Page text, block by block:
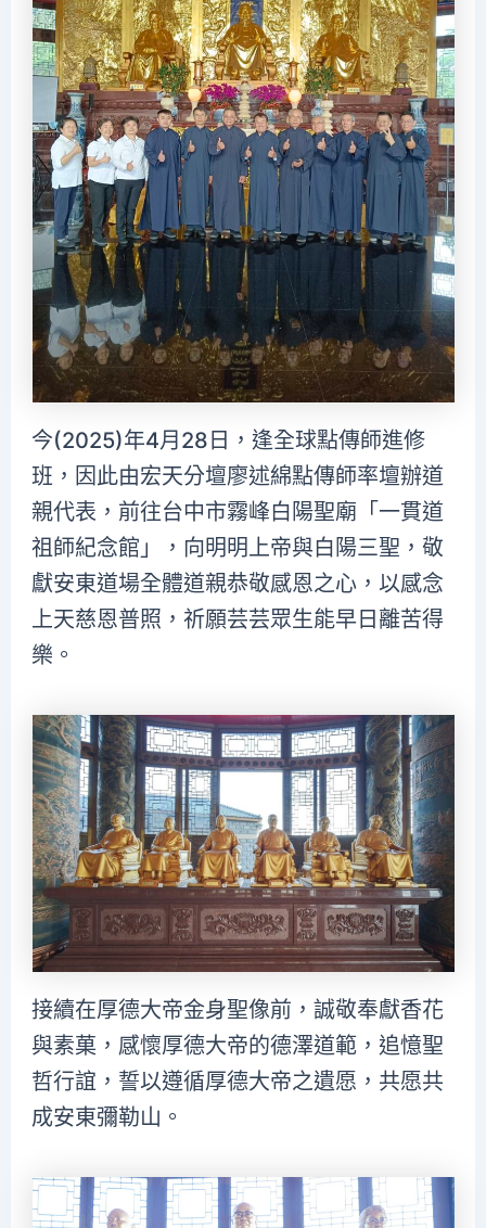
今(2025)年4月28日，逢全球點傳師進修
班，因此由宏天分壇廖述綿點傳師率壇辦道
親代表，前往台中市霧峰白陽聖廟「一貫道
祖師紀念館」，向明明上帝與白陽三聖，敬
獻安東道場全體道親恭敬感恩之心，以感念
上天慈恩普照，祈願芸芸眾生能早日離苦得
樂。
接續在厚德大帝金身聖像前，誠敬奉獻香花
與素菓，感懷厚德大帝的德澤道範，追憶聖
哲行誼，誓以遵循厚德大帝之遺愿，共愿共
成安東彌勒山。